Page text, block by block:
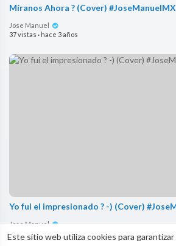
Este sitio web utiliza cookies para
Míranos Ahora ? (Cover) #JoseManuelMX
Jose Manuel
37 vistas · hace 3 años
Yo fui el impresionado ? -) (Cover)
Jose Manuel
41 vistas · hace 3 años